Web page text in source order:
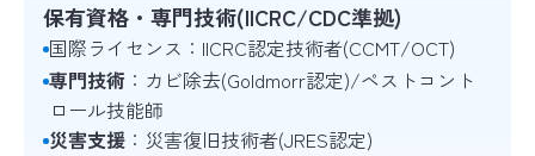
保有資格・専門技術(IICRC/CDC準拠)
国際ライセンス：IICRC認定技術者(CCMT/OCT)
専門技術 ：カビ除去(Goldmorr認定)/ペストコント
ロール技能師
災害支援 ：災害復旧技術者(JRES認定)